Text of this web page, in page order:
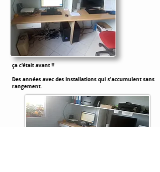
ça c'était avant !!
Des années avec des installations qui s'accumulent sans
rangement.